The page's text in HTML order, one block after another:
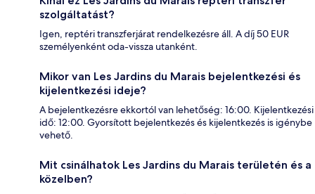
szolgáltatást?
Igen, reptéri transzferjárat rendelkezésre áll. A díj 50 EUR
személyenként oda-vissza utanként.
Mikor van Les Jardins du Marais bejelentkezési és
kijelentkezési ideje?
A bejelentkezésre ekkortól van lehetőség: 16:00. Kijelentkezési
idő: 12:00. Gyorsított bejelentkezés és kijelentkezés is igénybe
vehető.
Mit csinálhatok Les Jardins du Marais területén és a
közelben?